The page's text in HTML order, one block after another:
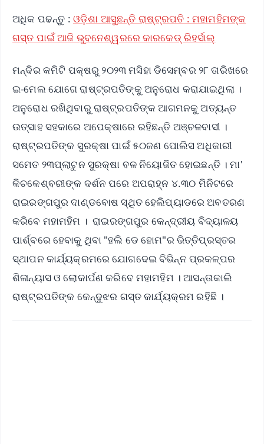
ଅଧିକ ପଢନ୍ତୁ : ଓଡ଼ିଶା ଆସୁଛନ୍ତି ରାଷ୍ଟ୍ରପତି : ମହାମହିମଙ୍କ
ଗସ୍ତ ପାଇଁ ଆଜି ଭୁବନେଶ୍ୱରରେ କାରକେଡ୍ ରିହର୍ସାଲ୍
ମନ୍ଦିର କମିଟି ପକ୍ଷରୁ ୨୦୨୩ ମସିହା ଡିସେମ୍ବର ୨୮ ତାରିଖରେ
ଇ-ମେଲ ଯୋଗେ ରାଷ୍ଟ୍ରପତିଙ୍କୁ ଅନୁରୋଧ କରାଯାଇଥିଲା ।
ଅନୁରୋଧ ରଖିଥିବାରୁ ରାଷ୍ଟ୍ରପତିଙ୍କ ଆଗମନକୁ ଅତ୍ୟନ୍ତ
ଉତ୍ସାହ ସହକାରେ ଅପେକ୍ଷାରେ ରହିଛନ୍ତି ଅଞ୍ଚଳବାସୀ ।
ରାଷ୍ଟ୍ରପତିଙ୍କ ସୁରକ୍ଷା ପାଇଁ ୫୦ଜଣ ପୋଲିସ ଅଧିକାରୀ
ସମେତ ୨୩ପ୍ଲାଟୁନ ସୁରକ୍ଷା ବଳ ନିୟୋଜିତ ହୋଇଛନ୍ତି । ମା'
କିଚକେଶ୍ବରୀଙ୍କ ଦର୍ଶନ ପରେ ଅପରାହ୍ନ ୪.୩୦ ମିନିଟରେ
ରାଇରଙ୍ଗପୁର ଦାଣ୍ଡବୋଷ ସ୍ଥିତ ହେଲିପ୍ୟାଡରେ ଅବତରଣ
କରିବେ ମହାମହିମ । ରାଇରଙ୍ଗପୁର କେନ୍ଦ୍ରୀୟ ବିଦ୍ୟାଳୟ
ପାର୍ଶ୍ବରେ ହେବାକୁ ଥିବା "ହଲି ଡେ ହୋମ"ର ଭିତ୍ତିପ୍ରସ୍ତର
ସ୍ଥାପନ କାର୍ଯ୍ୟକ୍ରମରେ ଯୋଗଦେଇ ବିଭିନ୍ନ ପ୍ରକଳ୍ପର
ଶିଳାନ୍ୟାସ ଓ ଲୋକାର୍ପଣ କରିବେ ମହାମହିମ । ଆସନ୍ତାକାଲି
ରାଷ୍ଟ୍ରପତିଙ୍କ କେନ୍ଦୁଝର ଗସ୍ତ କାର୍ଯ୍ୟକ୍ରମ ରହିଛି ।